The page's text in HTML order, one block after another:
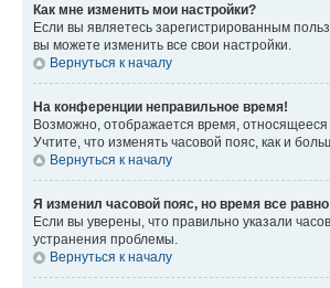
Как мне изменить мои настройки?
Если вы являетесь зарегистрированным
вы можете изменить все свои настройки.
Вернуться к началу
На конференции неправильное время!
Возможно, отображается время, относящееся
Учтите, что изменять часовой пояс, как и
Вернуться к началу
Я изменил часовой пояс, но время все
Если вы уверены, что правильно указали
устранения проблемы.
Вернуться к началу